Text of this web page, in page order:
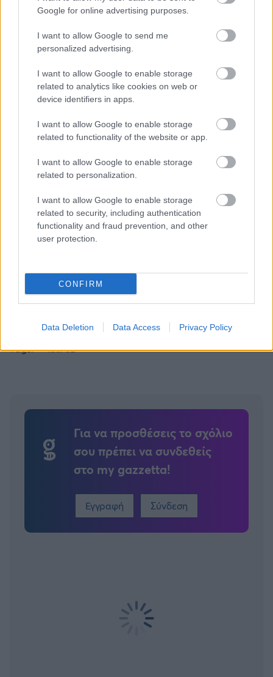
Google for online advertising purposes.
I want to allow Google to send me
personalized advertising.
I want to allow Google to enable storage
related to analytics like cookies on web or
device identifiers in apps.
I want to allow Google to enable storage
related to functionality of the website or app.
I want to allow Google to enable storage
related to personalization.
I want to allow Google to enable storage
related to security, including authentication
functionality and fraud prevention, and other
user protection.
CONFIRM
Data Deletion Data Access Privacy Policy
Με αυτό το βίντεο γίνεται κατανοητή η δυσκολία
διαταραχή). Αυτό το διαπιστώνουμε και τώρα που
βρισκόμαστε μόλις 3 μέρες πριν ξεκινήσουν οι
πολυπόθητες βροχές. Θα ήταν δε "λάθος" αυτήν
την αλλαγή αυτή του καιρού, να την ονομάζουμε
"κακοκαιρία"».
ΔΙΑΒΑΣΕ ΑΚΟΜΗ:
Τουρίστας επιχείρησε να χρηματίσει υπάλληλο
επιχείρησης για να του επιτρέψει να ασελγήσει σε
ανήλικη
ΟΑΚΑ: 12 συλλήψεις πριν το Παναθηναϊκός - ΤΣΣΚΑ 1948
Ζωολόγος προειδοποιεί για τα κουνούπια: «Αναπτύσσουν
αντοχή στα εντομοκτόνα»
Tags: ΚΑΙΡΟΣ
Για να προσθέσεις το σχόλιο
σου πρέπει να συνδεθείς
στο my gazzetta!
Εγγραφή Σύνδεση